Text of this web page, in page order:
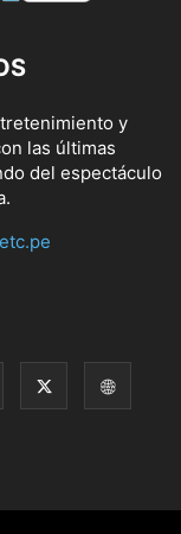
y
las últimas
del espectáculo